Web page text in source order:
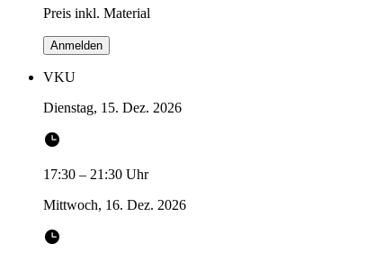
Preis inkl. Material
Anmelden
VKU
Dienstag, 15. Dez. 2026
17:30 – 21:30 Uhr
Mittwoch, 16. Dez. 2026